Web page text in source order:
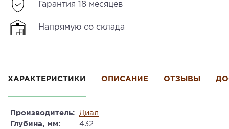
Гарантия 18 месяцев
Напрямую со склада
ХАРАКТЕРИСТИКИ ОПИСАНИЕ ОТЗЫВЫ
Производитель:
Диал
Глубина, мм:
432